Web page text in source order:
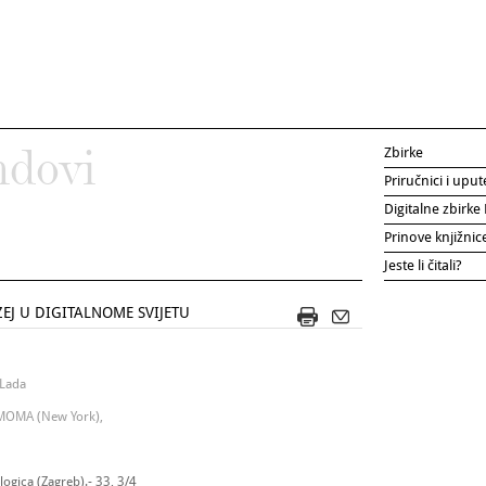
U DIGITALNOME SVIJETU
(New York),
(Zagreb).- 33, 3/4
Zbirke
Priručnici i
Digitalne zbirke
Prinove
Jeste li čitali?